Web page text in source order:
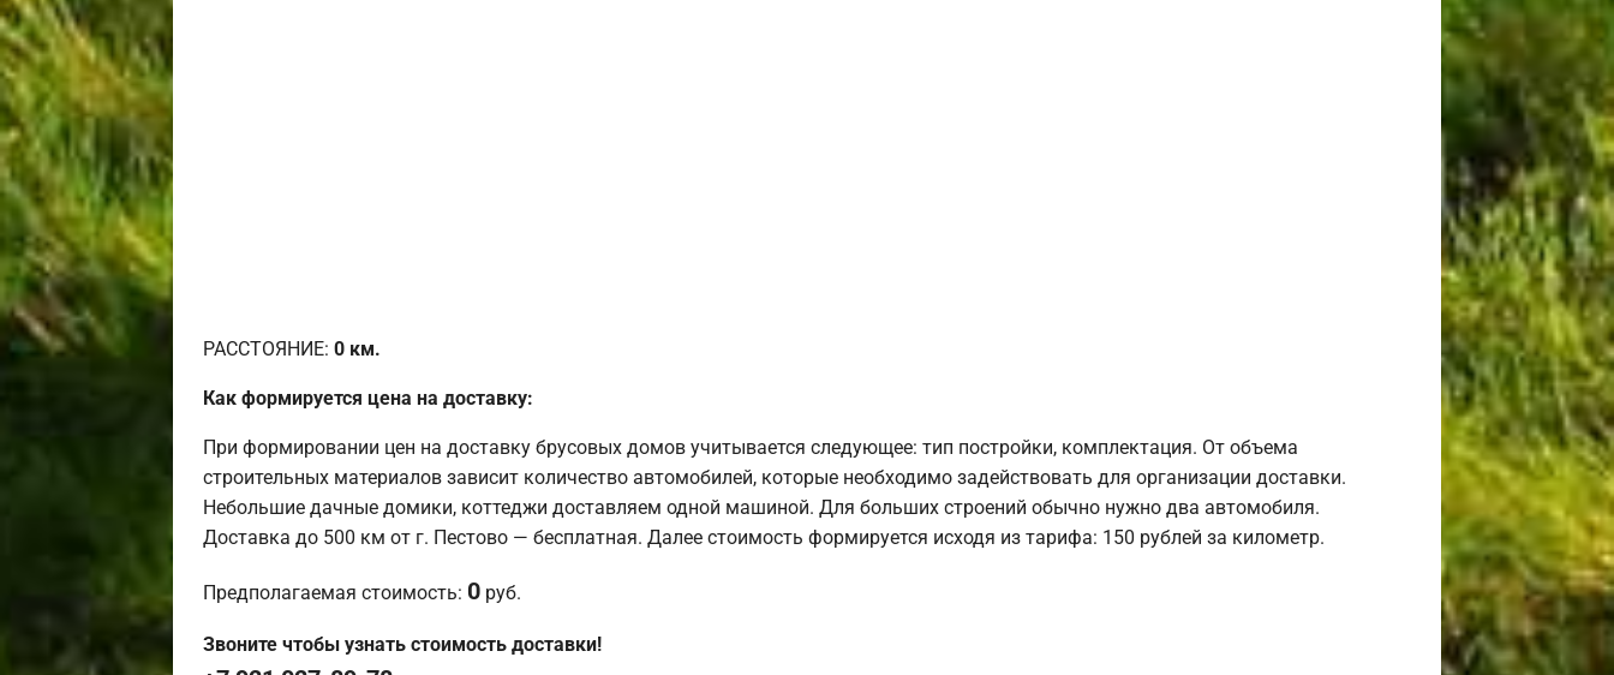
РАССТОЯНИЕ: 0 км.
Как формируется цена на доставку:
При формировании цен на доставку брусовых домов учитывается следующее: тип постройки, комплектация. От объема
строительных материалов зависит количество автомобилей, которые необходимо задействовать для организации доставки.
Небольшие дачные домики, коттеджи доставляем одной машиной. Для больших строений обычно нужно два автомобиля.
Доставка до 500 км от г. Пестово — бесплатная. Далее стоимость формируется исходя из тарифа: 150 рублей за километр.
Предполагаемая стоимость: 0 руб.
Звоните чтобы узнать стоимость доставки!